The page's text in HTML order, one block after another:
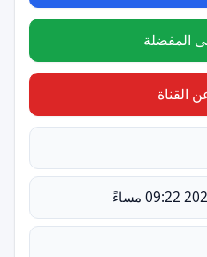
المفضلة
القناة